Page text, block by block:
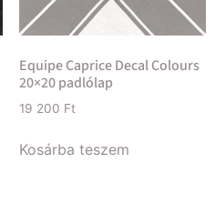
Equipe Caprice Decal Colours
20×20 padlólap
19 200 Ft
Kosárba teszem